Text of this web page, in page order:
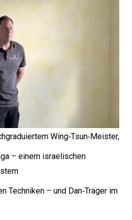
Wing‑Tsun‑Meister,
– einem israelischen
Techniken – und Dan‑Träger im